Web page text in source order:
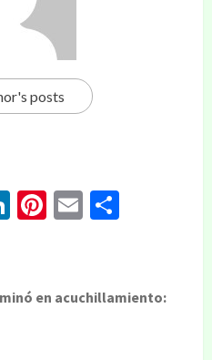
posts
LinkedIn
Pinterest
Email
en acuchillamiento: